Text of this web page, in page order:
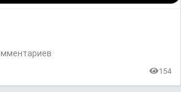
154